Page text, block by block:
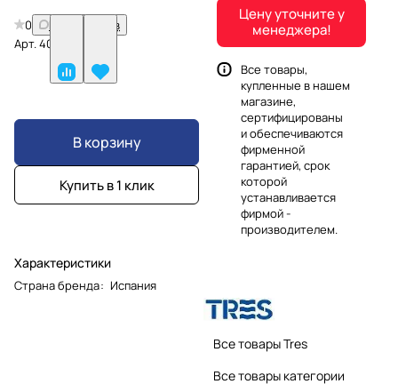
0
Нет отзывов
Арт.4071649
В корзину
Купить в 1 клик
Характеристики
Страна бренда: Испания
Цену уточните у
менеджера!
Все товары,
купленные в нашем
магазине,
сертифицированы
и обеспечиваются
фирменной
гарантией, срок
которой
устанавливается
фирмой -
производителем.
Все товары Tres
Все товары категории